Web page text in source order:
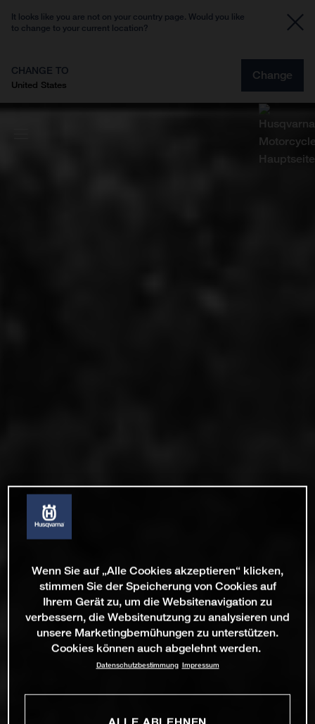
It looks like you are not on your country page. Would you like
to change to your current location?
CHANGE TO
United States
Change
Wenn Sie auf „Alle Cookies akzeptieren“ klicken,
stimmen Sie der Speicherung von Cookies auf
Ihrem Gerät zu, um die Websitenavigation zu
verbessern, die Websitenutzung zu analysieren und
unsere Marketingbemühungen zu unterstützen.
Cookies können auch abgelehnt werden.
Datenschutzbestimmung Impressum